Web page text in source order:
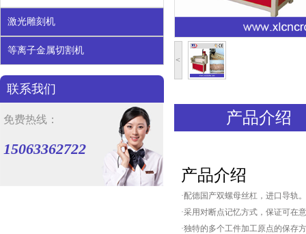
激光雕刻机
等离子金属切割机
联系我们
免费热线：
15063362722
<
产品介绍
产品介绍
·配德国产双螺母丝杠，进口导轨。
·采用对断点记忆方式，保证可在
·独特的多个工件加工原点的保存